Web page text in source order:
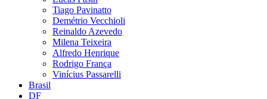
Tiago Pavinatto
Demétrio Vecchioli
Reinaldo Azevedo
Milena Teixeira
Alfredo Henrique
Rodrigo França
Vinícius Passarelli
Brasil
DF